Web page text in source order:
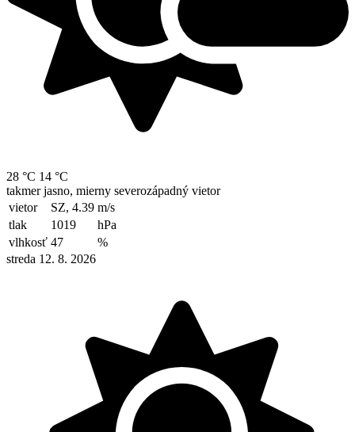
28 °C 14 °C
takmer jasno, mierny severozápadný vietor
vietor
SZ, 4.39 m/s
tlak
1019
hPa
vlhkosť 47
%
streda 12. 8. 2026